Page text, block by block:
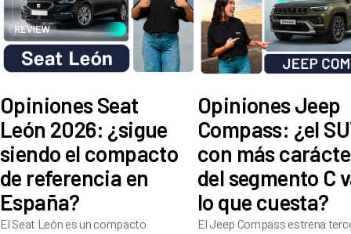
Opiniones Seat
León 2026: ¿sigue
siendo el compacto
de referencia en
España?
El Seat León es un compacto
Opiniones Jeep
Compass: ¿el
con más
del segmento C
lo que cuesta?
El Jeep Compass estrena